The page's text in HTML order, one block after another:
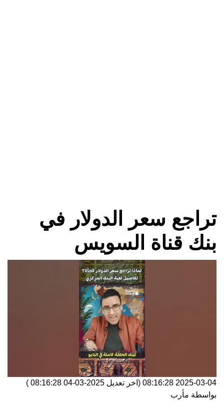
تراجع سعر الدولار في
بنك قناة السويس
2025-03-04 08:16:28 (اخر تعديل 2025-03-04 08:16:28
)
بواسطة مأرب